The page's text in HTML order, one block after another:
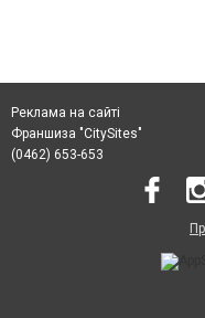
Реклама на сайті
Франшиза "CitySites"
(0462) 653-653